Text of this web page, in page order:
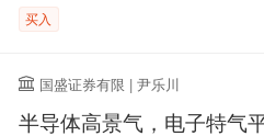
买入
国盛证券有限 | 尹乐川
半导体高景气，电子特气